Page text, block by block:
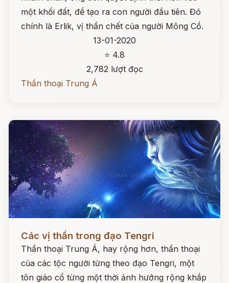
một khối đất, để tạo ra con người đầu tiên. Đó
chính là Erlik, vị thần chết của người Mông Cổ.
13-01-2020
⭐ 4.8
2,782 lượt đọc
Thần thoại Trung Á
Các vị thần trong đạo Tengri
Thần thoại Trung Á, hay rộng hơn, thần thoại
của các tộc người từng theo đạo Tengri, một
tôn giáo cổ từng một thời ảnh hưởng rộng khắp